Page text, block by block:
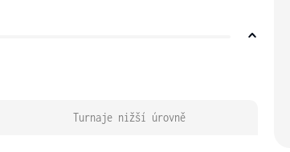
Turnaje nižší úrovně